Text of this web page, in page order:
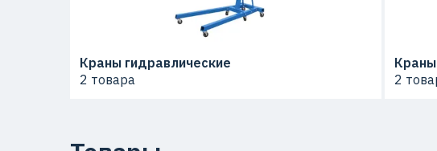
Краны гидравлические
2 товара
2